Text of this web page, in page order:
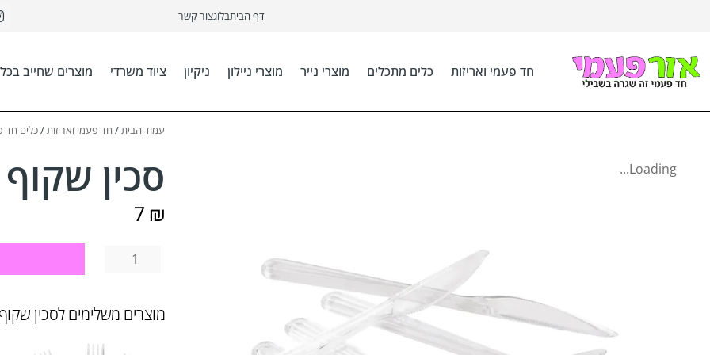
דף הביתבלוגצור קשר
חד פעמי ואריזות כלים מתכלים מוצרי נייר מוצרי ניילון ניקיון ציוד משרדי מוצרים שחייב
Loading...
עמוד הבית/ חד פעמי ואריזות/כלים חד
סכין שקוף
7₪
מוצרים משלימים לסכין שקוף